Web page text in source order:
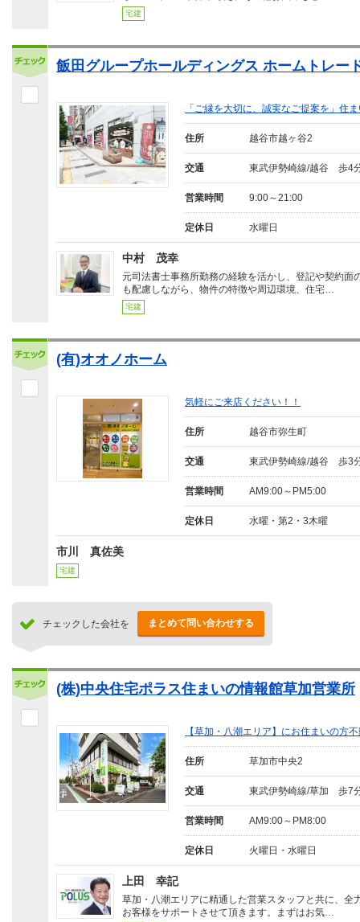
宅建
飯田グループホールディングス ホームトレー
「ご縁を大切に、誠実なご提案を」住
住所 越谷市越ヶ谷2
交通 東武伊勢崎線/越谷 歩4
営業時間 9:00～21:00
定休日 水曜日
中村 茂幸
元司法書士事務所勤務の経験を活かし、登記や契約面
も配慮しながら、物件の特徴や周辺環境、住宅…
宅建
(有)オオノホーム
気軽にご来店ください！！
住所 越谷市弥生町
交通 東武伊勢崎線/越谷 歩3
営業時間 AM9:00～PM5:00
定休日 水曜・第2・3木曜
市川 真佐美
宅建
チェックした会社を まとめて問い合わせする
(株)中央住宅ポラス住まいの情報館草加営業所
【草加・八潮エリア】にお住まいの方
住所 草加市中央2
交通 東武伊勢崎線/草加 歩7
営業時間 AM9:00～PM8:00
定休日 火曜日・水曜日
上田 幸記
草加・八潮エリアに精通した営業スタッフと共に、全
お客様をサポートさせて頂きます。まずはお気…